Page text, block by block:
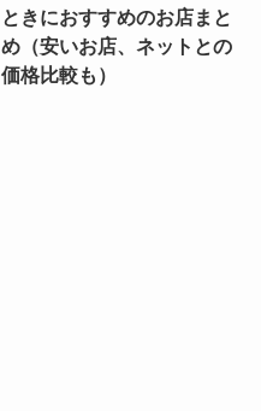
ときにおすすめのお店まと
め（安いお店、ネットとの
価格比較も）